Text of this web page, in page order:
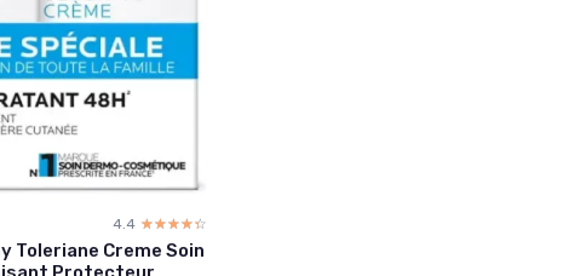
4.4 ☆☆☆☆☆
★★★★★
Toleriane Creme Soin